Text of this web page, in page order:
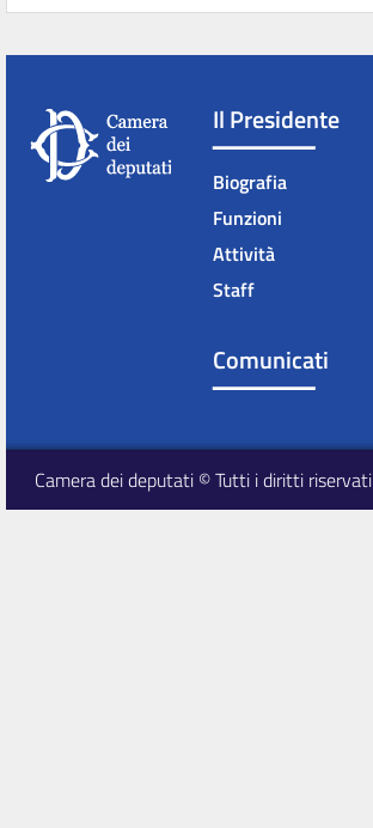
Il Presidente
Biografia
Funzioni
Attività
Staff
Comunicati
Camera dei deputati © Tutti i diritti riservati